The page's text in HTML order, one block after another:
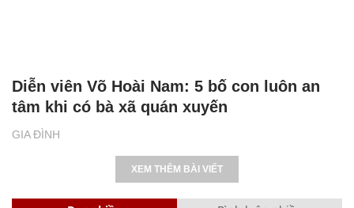
GIA ĐÌNH
Diễn viên Võ Hoài Nam: 5 bố con luôn an
tâm khi có bà xã quán xuyến
XEM THÊM BÀI VIẾT